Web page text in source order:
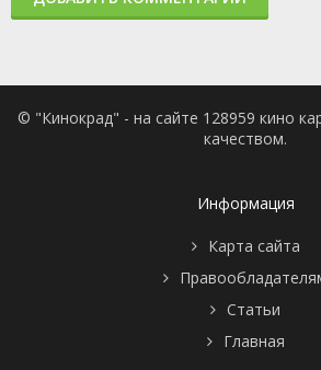
© "Кинокрад" - на сайте 128959 кино
качеством.
Информация
Карта сайта
Статьи
Главная